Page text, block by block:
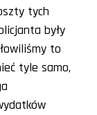
tych
były
to
tyle samo,